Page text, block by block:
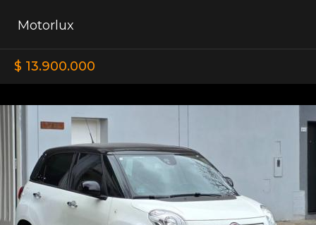
Motorlux
$ 13.900.000